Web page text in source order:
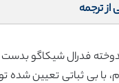
ترجمه
با بی ثباتی تعیین